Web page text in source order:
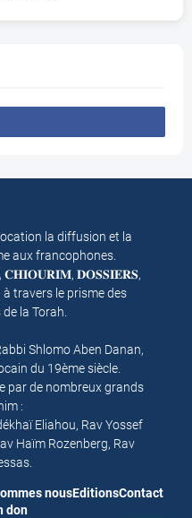
la diffusion et la
aux francophones.
𝐂𝐇𝐈𝐎𝐔𝐑𝐈𝐌, 𝐃𝐎𝐒𝐒𝐈𝐄𝐑𝐒,
le prisme des
la Torah.
Shlomo Aben Danan,
du 19ème siècle.
par de nombreux grands
:
Eliahou, Rav Yossef
Haïm Rozenberg, Rav
nousEditionsContact
don